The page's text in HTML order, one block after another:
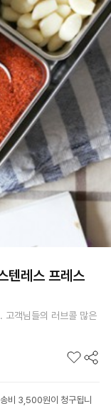
텐레스 프레스
고객님들의 러브콜 많은
비 3,500원이 청구됩니